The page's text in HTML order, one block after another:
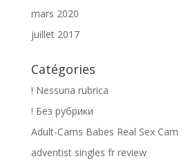
mars 2020
juillet 2017
Catégories
! Nessuna rubrica
! Без рубрики
Adult-Cams Babes Real Sex Cam
adventist singles fr review